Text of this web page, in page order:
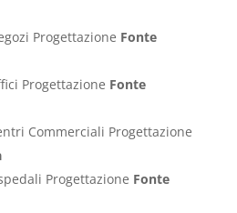
Progettazione Fonte
Progettazione Fonte
Commerciali Progettazione
Progettazione Fonte